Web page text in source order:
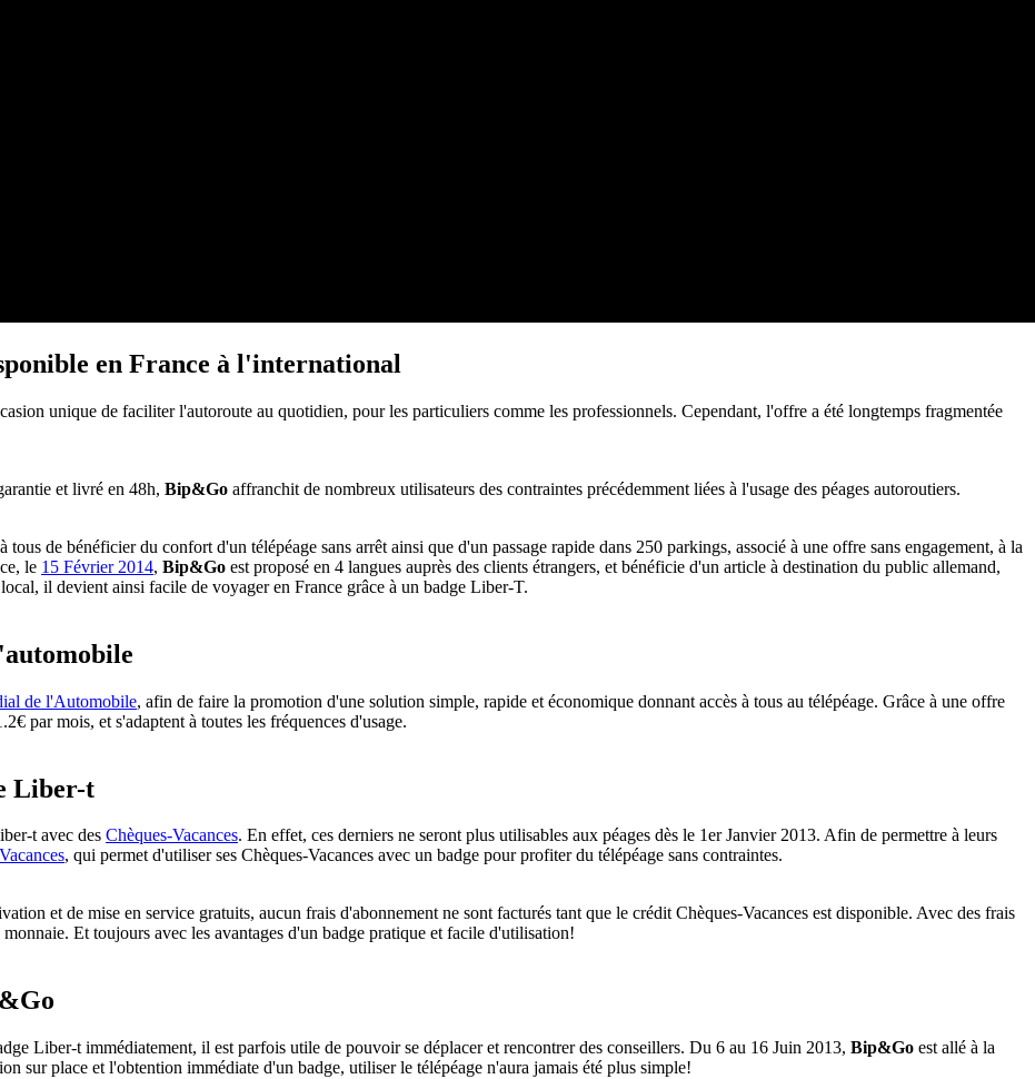
en France à l'international
unique de faciliter l'autoroute au quotidien, pour les particuliers comme les professionnels. Cependant, l'offre a été longtemps fragmentée
et livré en 48h, Bip&Go affranchit de nombreux utilisateurs des contraintes précédemment liées à l'usage des péages autoroutiers.
tous de bénéficier du confort d'un télépéage sans arrêt ainsi que d'un passage rapide dans 250 parkings, associé à une offre sans engagement, à la
le 15 Février 2014, Bip&Go est proposé en 4 langues auprès des clients étrangers, et bénéficie d'un article à destination du public allemand,
il devient ainsi facile de voyager en France grâce à un badge Liber-T.
de l'Automobile, afin de faire la promotion d'une solution simple, rapide et économique donnant accès à tous au télépéage. Grâce à une offre
par mois, et s'adaptent à toutes les fréquences d'usage.
Liber-t
t avec des Chèques-Vacances. En effet, ces derniers ne seront plus utilisables aux péages dès le 1er Janvier 2013. Afin de permettre à leurs
, qui permet d'utiliser ses Chèques-Vacances avec un badge pour profiter du télépéage sans contraintes.
et de mise en service gratuits, aucun frais d'abonnement ne sont facturés tant que le crédit Chèques-Vacances est disponible. Avec des frais
Et toujours avec les avantages d'un badge pratique et facile d'utilisation!
Liber-t immédiatement, il est parfois utile de pouvoir se déplacer et rencontrer des conseillers. Du 6 au 16 Juin 2013, Bip&Go est allé à la
sur place et l'obtention immédiate d'un badge, utiliser le télépéage n'aura jamais été plus simple!